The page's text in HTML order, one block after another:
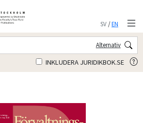
SV/EN
Alternativ
INKLUDERA JURIDIKBOK.SE